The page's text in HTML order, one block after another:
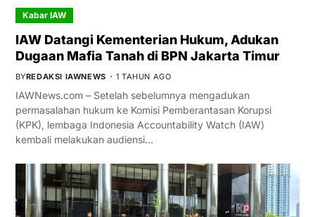
Kabar IAW
IAW Datangi Kementerian Hukum, Adukan
Dugaan Mafia Tanah di BPN Jakarta Timur
BYREDAKSI IAWNEWS 1 TAHUN AGO
IAWNews.com – Setelah sebelumnya mengadukan
permasalahan hukum ke Komisi Pemberantasan Korupsi
(KPK), lembaga Indonesia Accountability Watch (IAW)
kembali melakukan audiensi…